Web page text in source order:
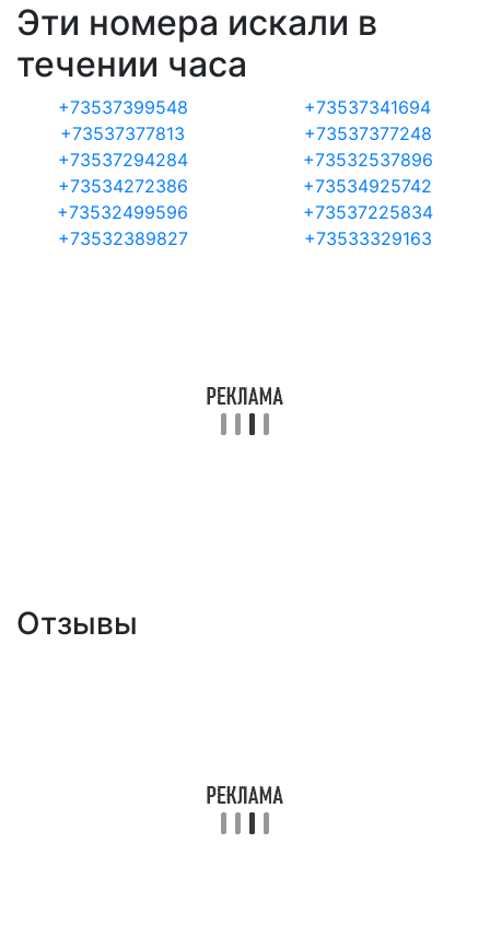
Эти номера искали в
течении часа
+73537399548
+73537341694
+73537377813
+73537377248
+73537294284
+73532537896
+73534272386
+73534925742
+73532499596
+73537225834
+73532389827
+73533329163
Отзывы